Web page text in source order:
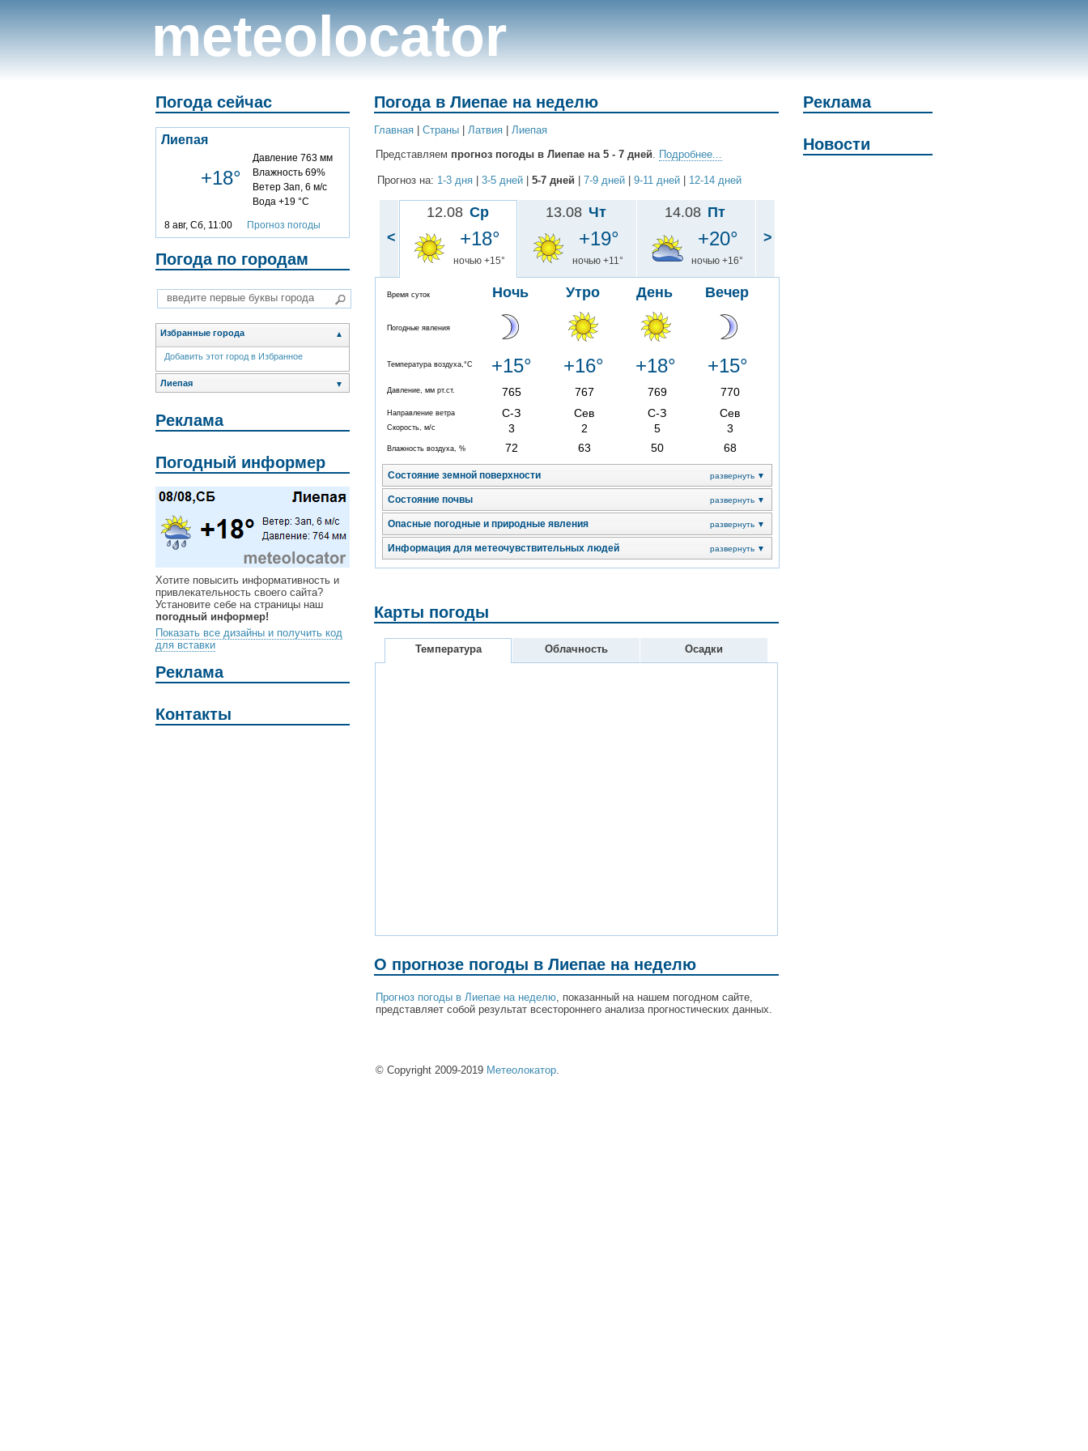
meteolocator
Погода сейчас
Лиепая
+18°
Давление 763 мм
Влажность 69%
Ветер Зап, 6 м/с
Вода +19 °C
8 авг, Сб, 11:00 Прогноз погоды
Погода по городам
Избранные города ▲
Добавить этот город в Избранное
Лиепая ▼
Реклама
Погодный информер
Хотите повысить информативность и
привлекательность своего сайта?
Установите себе на страницы наш
погодный информер!
Показать все дизайны и получить код
для вставки
Реклама
Контакты
Погода в Лиепае на неделю
Главная Cтраны Латвия
Лиепая
Представляем прогноз погоды в Лиепае на 5 - 7 дней. Подробнее...
Прогноз на: 1-3 дня 3-5 дней 5-7 дней 7-9 дней 9-11 дней 12-14 дней
<
12.08 Ср
+18°
ночью +15°
Время суток Ночь Утро День Вечер
Погодные явления
Температура воздуха,°C +15° +16° +18° +15°
Давление, мм рт.ст. 765 767 769 770
Направление ветра С-З Сев С-З Сев
Скорость, м/с 3 2 5 3
Влажность воздуха, % 72 63 50 68
Состояние земной поверхности развернуть ▼
Состояние почвы развернуть ▼
Опасные погодные и природные явления развернуть ▼
Информация для метеочувствительных людей развернуть ▼
13.08 Чт
+19°
ночью +11°
14.08 Пт
+20°
ночью +16°
>
Карты погоды
Температура Облачность Осадки
О прогнозе погоды в Лиепае на неделю
Прогноз погоды в Лиепае на неделю , показанный на нашем погодном сайте,
представляет собой результат всестороннего анализа прогностических данных.
© Copyright 2009-2019 Метеолокатор
Реклама
Новости